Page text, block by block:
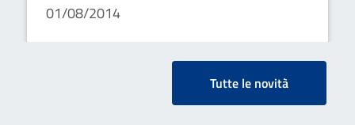
01/08/2014
Tutte le novità